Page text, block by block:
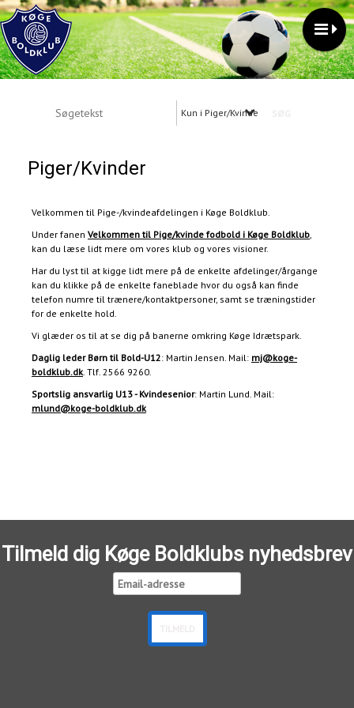
Kun i Piger/Kvinder
Piger/Kvinder
Velkommen til Pige-/kvindeafdelingen i Køge Boldklub.
Under fanen Velkommen til Pige/kvinde fodbold i Køge Boldklub,
kan du læse lidt mere om vores klub og vores visioner.
Har du lyst til at kigge lidt mere på de enkelte afdelinger/årgange
kan du klikke på de enkelte faneblade hvor du også kan finde
telefon numre til trænere/kontaktpersoner, samt se træningstider
for de enkelte hold.
Vi glæder os til at se dig på banerne omkring Køge Idrætspark.
Daglig leder Børn til Bold-U12: Martin Jensen. Mail: mj@koge-
boldklub.dk. Tlf. 2566 9260.
Sportslig ansvarlig U13 - Kvindesenior: Martin Lund. Mail:
mlund@koge-boldklub.dk
Tilmeld dig Køge Boldklubs nyhedsbrev